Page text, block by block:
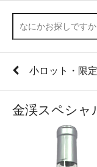
小ロット・限
金渓スペシャ